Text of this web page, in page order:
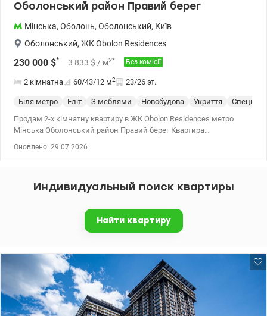
Оболонський район Правий берег
Мінська, Оболонь, Оболонський, Київ
Оболонський, ЖК Obolon Residences
230 000 $* 3 833 $ / м2* Без комісії
2 кімнатна 60/43/12 м2 23/26 эт.
Біля метро Еліт З меблями Новобудова Укриття
Продам 2-х кімнатну квартиру в ЖК Obolon Residences метро
Мінська Оболонський район Правий берег Квартира
планування включає кухню з вбудованими меблями, окремі дві
душевою кабіною. Якість ремонту відповідає статусу будинку.
Квартира в одному з найбільш найбільш преміальномих
комплексівд Києва ЖК Obolon Residences. Повна автономність.
водопостачання та освітлення. Власна котельня гарантує
незалежність від міських мереж. Безпека. Цілодобова охорона,
дворівневий підземний паркінг, який є надійним укриттям
(зв'язок, вентиляція, ліфт). Інфраструктура рівня 5-ти зіркового
готелю. Власники мають ексклюзивний безкоштовний доступ
до внутрішніх сервісів: Roof-lounge: Лаунж-зона на даху з джакузі
Оновлено: 29.07.2026
Индивидуальный поиск квартиры
Найти квартиру